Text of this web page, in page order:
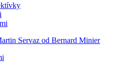
Servaz od Bernard Minier